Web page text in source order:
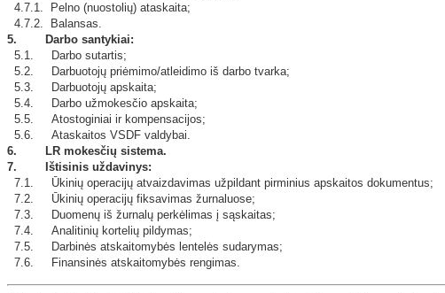
4.7.1. Pelno (nuostolių) ataskaita;
4.7.2. Balansas.
5. Darbo santykiai:
5.1. Darbo sutartis;
5.2. Darbuotojų priėmimo/atleidimo iš darbo tvarka;
5.3. Darbuotojų apskaita;
5.4. Darbo užmokesčio apskaita;
5.5. Atostoginiai ir kompensacijos;
5.6. Ataskaitos VSDF valdybai.
6. LR mokesčių sistema.
7. Ištisinis uždavinys:
7.1. Ūkinių operacijų atvaizdavimas užpildant pirminius apskaitos dokumentus;
7.2. Ūkinių operacijų fiksavimas žurnaluose;
7.3. Duomenų iš žurnalų perkėlimas į sąskaitas;
7.4. Analitinių kortelių pildymas;
7.5. Darbinės atskaitomybės lentelės sudarymas;
7.6. Finansinės atskaitomybės rengimas.